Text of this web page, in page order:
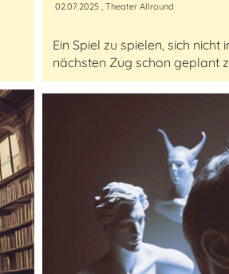
02.07.2025, Theater Allround
Ein Spiel zu spielen, sich
nächsten Zug schon geplant